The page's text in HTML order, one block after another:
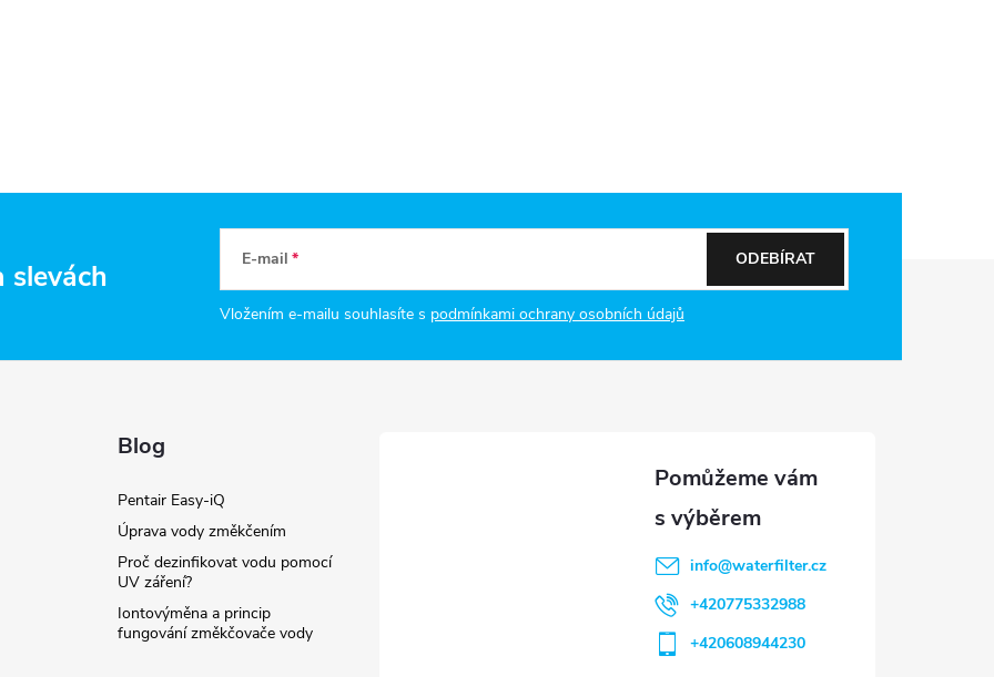
slevách E-mail
Vložením e-mailu souhlasíte s podmínkami ochrany osobních údajů
ODEBÍRAT
Blog
Pentair Easy-iQ
Úprava vody změkčením
Proč dezinfikovat vodu pomocí
UV záření?
Iontovýměna a princip
fungování změkčovače vody
info@waterfilter.cz
+420775332988
+420608944230